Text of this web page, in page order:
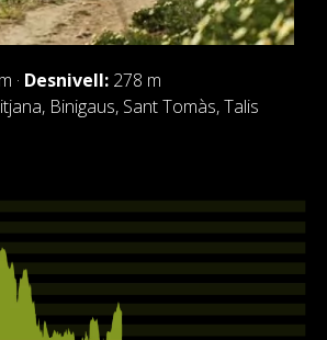
· Desnivell: 278 m
Binigaus, Sant Tomàs, Talis